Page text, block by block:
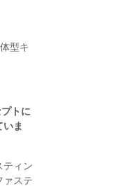
型キ
トに
ま
ティン
ァステ